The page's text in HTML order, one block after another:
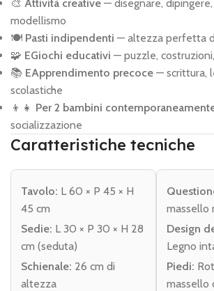
🎨 Attività creative — disegnare,
modellismo
🍽️ Pasti indipendenti — altezza perfetta
🧩 EGiochi educativi — puzzle,
📚 EApprendimento precoce — scrittura,
scolastiche
👦👧 Per 2 bambini
socializzazione
Caratteristiche tecniche
Tavolo: L 60 × P 45 × H
45 cm
Sedie: L 30 × P 30 × H 28
cm (seduta)
Schienale: 26 cm di
altezza
massello
Design
Legno
Piedi:
massello